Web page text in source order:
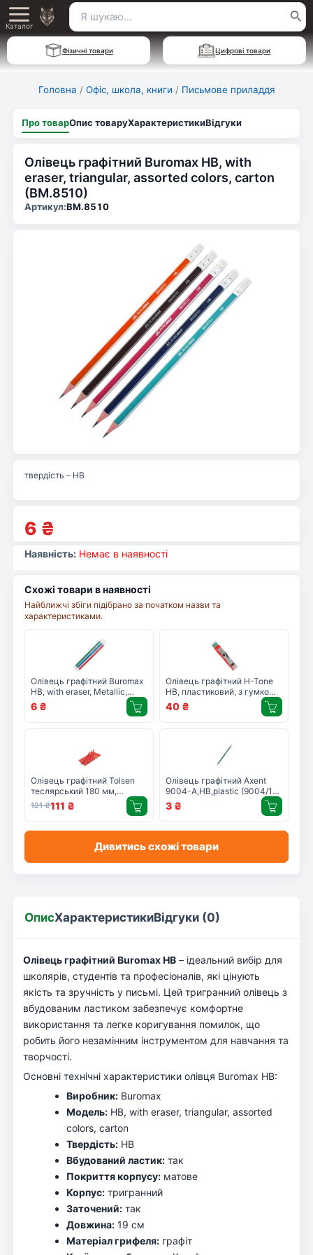
Перейти
до
вмісту
Main
Menu
Каталог
Пошук
для:
Фізичні товари Цифрові товари
Головна / Офіс, школа, книги / Письмове приладдя
Про товарОпис товаруХарактеристикиВідгуки
Олівець графітний Buromax НВ, with
eraser, triangular, assorted colors, carton
(BM.8510)
Артикул:BM.8510
6 ₴
твердість – HB
Наявність: Немає в наявності
Схожі товари в наявності
Найближчі збіги підібрано за початком назви та
характеристиками.
Олівець графітний Buromax
НВ, with eraser, Metallic,
assorted colors, tube
(BM.8507)
6 ₴
Олівець графітний H-Tone
НВ, пластиковий, з гумкою,
зелений, 12 шт (PENCIL-HT-
JJ30104)
40 ₴
Олівець графітний Tolsen
теслярський 180 мм,
овальний 12 шт (42021)
121₴111 ₴
Олівець графітний Axent
9004-А,НВ,plastic (9004/12-
А)
3 ₴
Дивитись схожі товари
ОписХарактеристикиВідгуки (0)
Олівець графітний Buromax НВ – ідеальний вибір для
школярів, студентів та професіоналів, які цінують
якість та зручність у письмі. Цей тригранний олівець з
вбудованим ластиком забезпечує комфортне
використання та легке коригування помилок, що
робить його незамінним інструментом для навчання та
творчості.
Основні технічні характеристики олівця Buromax НВ:
Виробник: Buromax
Модель: НВ, with eraser, triangular, assorted
colors, carton
Твердість: HB
Вбудований ластик: так
Покриття корпусу: матове
Корпус: тригранний
Заточений: так
Довжина: 19 см
Матеріал грифеля: графіт